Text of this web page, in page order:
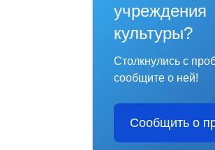
учреждения
культуры?
Столкнулись с
сообщите о ней!
Сообщить о